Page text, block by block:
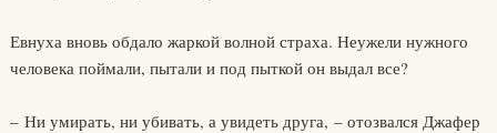
Евнуха вновь обдало жаркой волной страха. Неужели нужного
человека поймали, пытали и под пыткой он выдал все?
– Ни умирать, ни убивать, а увидеть друга, – отозвался Джафер